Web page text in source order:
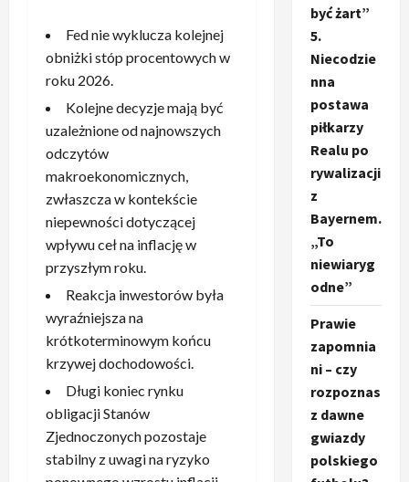
Fed nie wyklucza kolejnej
obniżki stóp procentowych w
roku 2026.
Kolejne decyzje mają być
uzależnione od najnowszych
odczytów
makroekonomicznych,
zwłaszcza w kontekście
niepewności dotyczącej
wpływu ceł na inflację w
przyszłym roku.
Reakcja inwestorów była
wyraźniejsza na
krótkoterminowym końcu
krzywej dochodowości.
Długi koniec rynku
obligacji Stanów
Zjednoczonych pozostaje
stabilny z uwagi na ryzyko
być żart”
5.
Niecodzie
nna
postawa
piłkarzy
Realu po
rywalizacji
z
Bayernem.
„To
niewiaryg
odne”
Prawie
zapomnia
ni – czy
rozpoznas
z dawne
gwiazdy
polskiego